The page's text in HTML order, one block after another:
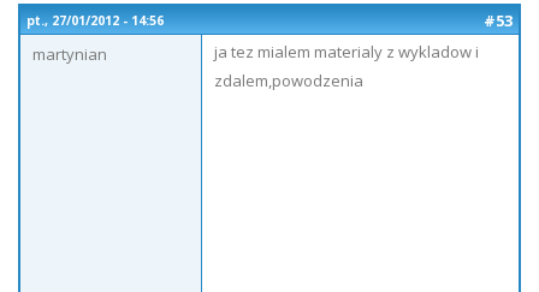
pt., 27/01/2012 - 14:56
#53
martynian
ja tez mialem materialy z wykladow i
zdalem,powodzenia